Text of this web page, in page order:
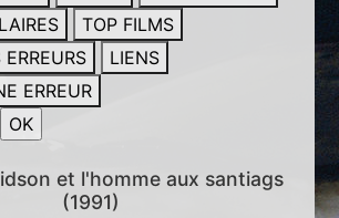
TOP FILMS
LIENS
ERREUR
et l'homme aux santiags
(1991)